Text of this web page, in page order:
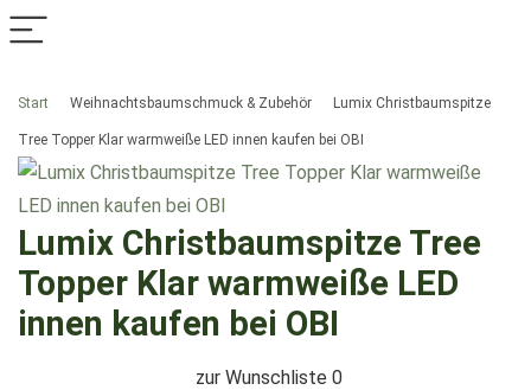
Start Weihnachtsbaumschmuck & Zubehör Lumix Christbaumspitze
Tree Topper Klar warmweiße LED innen kaufen bei OBI
Lumix Christbaumspitze Tree
Topper Klar warmweiße LED
innen kaufen bei OBI
zur Wunschliste 0